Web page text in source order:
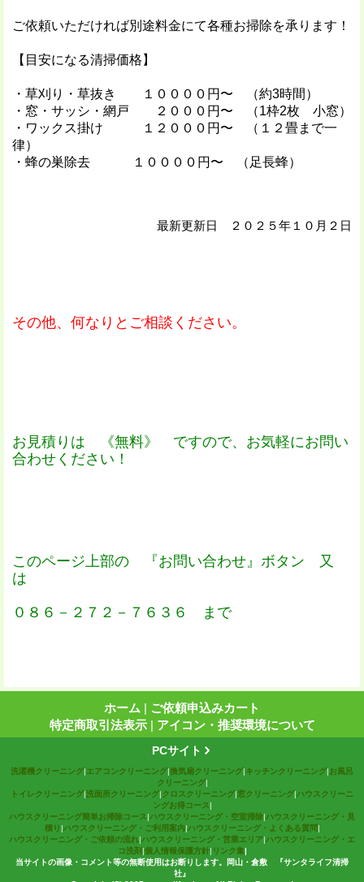
ご依頼いただければ別途料金にて各種お掃除を承ります！
【目安になる清掃価格】
・草刈り・草抜き １００００円〜 （約3時間）
・窓・サッシ・網戸 ２０００円〜 （1枠2枚 小窓）
・ワックス掛け １２０００円〜 （１２畳まで一
律）
・蜂の巣除去 １００００円〜 （足長蜂）
最新更新日 ２０２５年１０月２日
その他、何なりとご相談ください。
お見積りは 《無料》 ですので、お気軽にお問い
合わせください！
このページ上部の 『お問い合わせ』ボタン 又
は
０８６－２７２－７６３６ まで
ホーム | ご依頼申込みカート
特定商取引法表示 | アイコン・推奨環境について
PCサイト
洗濯機クリーニング|エアコンクリーニング|換気扇クリーニング|キッチンクリーニング|お風呂
クリーニング|
トイレクリーニング|洗面所クリーニング|クロスクリーニング|窓クリーニング|ハウスクリーニ
ングお得コース |
ハウスクリーニング簡単お掃除コース |ハウスクリーニング・空室掃除|ハウスクリーニング・見
積り |ハウスクリーニング・ご利用案内|ハウスクリーニング・よくある質問|
ハウスクリーニング・ご依頼の流れ|ハウスクリーニング・営業エリア|ハウスクリーニング・エ
コ洗剤 |個人情報保護方針| リンク集|
当サイトの画像・コメント等の無断使用はお断りします。岡山・倉敷 『サンタライフ清掃
社』